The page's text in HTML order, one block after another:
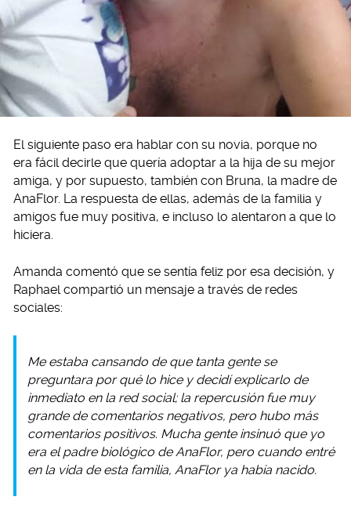
El siguiente paso era hablar con su novia, porque no
era fácil decirle que quería adoptar a la hija de su mejor
amiga, y por supuesto, también con Bruna, la madre de
AnaFlor. La respuesta de ellas, además de la familia y
amigos fue muy positiva, e incluso lo alentaron a que lo
hiciera.
Amanda comentó que se sentía feliz por esa decisión, y
Raphael compartió un mensaje a través de redes
sociales:
Me estaba cansando de que tanta gente se
preguntara por qué lo hice y decidí explicarlo de
inmediato en la red social; la repercusión fue muy
grande de comentarios negativos, pero hubo más
comentarios positivos. Mucha gente insinuó que yo
era el padre biológico de AnaFlor, pero cuando entré
en la vida de esta familia, AnaFlor ya había nacido.